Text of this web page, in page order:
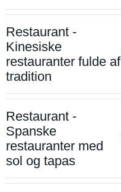
Restaurant -
Kinesiske
restauranter fulde af
tradition
Restaurant -
Spanske
restauranter med
sol og tapas